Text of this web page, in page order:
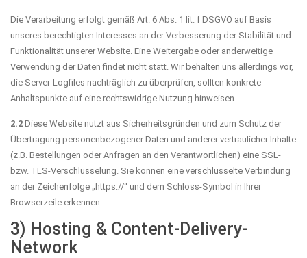
Die Verarbeitung erfolgt gemäß Art. 6 Abs. 1 lit. f DSGVO auf Basis
unseres berechtigten Interesses an der Verbesserung der Stabilität und
Funktionalität unserer Website. Eine Weitergabe oder anderweitige
Verwendung der Daten findet nicht statt. Wir behalten uns allerdings vor,
die Server-Logfiles nachträglich zu überprüfen, sollten konkrete
Anhaltspunkte auf eine rechtswidrige Nutzung hinweisen.
2.2 Diese Website nutzt aus Sicherheitsgründen und zum Schutz der
Übertragung personenbezogener Daten und anderer vertraulicher Inhalte
(z.B. Bestellungen oder Anfragen an den Verantwortlichen) eine SSL-
bzw. TLS-Verschlüsselung. Sie können eine verschlüsselte Verbindung
an der Zeichenfolge „https://“ und dem Schloss-Symbol in Ihrer
Browserzeile erkennen.
3) Hosting & Content-Delivery-
Network